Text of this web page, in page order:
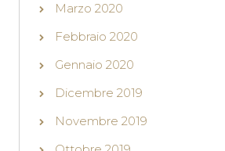
Marzo 2020
Febbraio 2020
Gennaio 2020
Dicembre 2019
Novembre 2019